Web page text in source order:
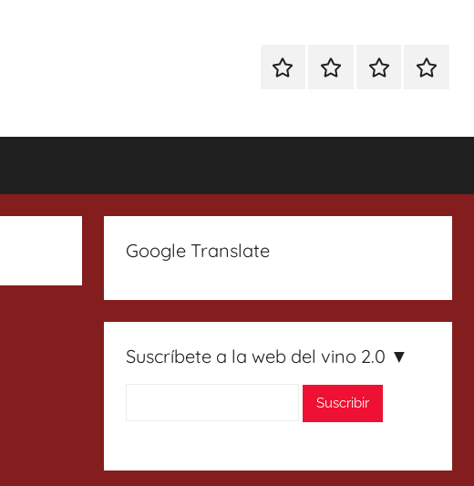
EspecialEnoturismoRanking
Google Translate
Suscríbete a la web del vino 2.0 ▼